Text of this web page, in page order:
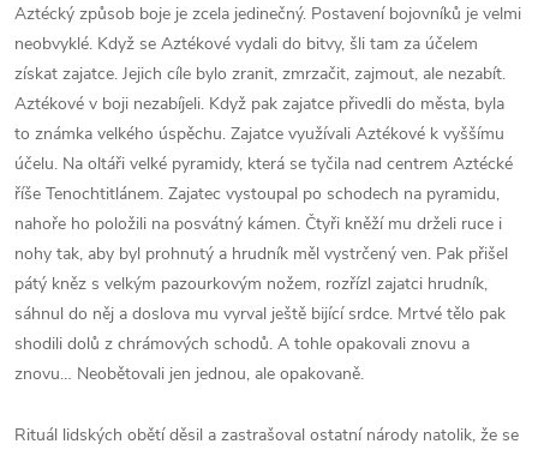
Aztécký způsob boje je zcela jedinečný. Postavení bojovníků je velmi
neobvyklé. Když se Aztékové vydali do bitvy, šli tam za účelem
získat zajatce. Jejich cíle bylo zranit, zmrzačit, zajmout, ale nezabít.
Aztékové v boji nezabíjeli. Když pak zajatce přivedli do města, byla
to známka velkého úspěchu. Zajatce využívali Aztékové k vyššímu
účelu. Na oltáři velké pyramidy, která se tyčila nad centrem Aztécké
říše Tenochtitlánem. Zajatec vystoupal po schodech na pyramidu,
nahoře ho položili na posvátný kámen. Čtyři kněží mu drželi ruce i
nohy tak, aby byl prohnutý a hrudník měl vystrčený ven. Pak přišel
pátý kněz s velkým pazourkovým nožem, rozřízl zajatci hrudník,
sáhnul do něj a doslova mu vyrval ještě bijící srdce. Mrtvé tělo pak
shodili dolů z chrámových schodů. A tohle opakovali znovu a
znovu… Neobětovali jen jednou, ale opakovaně.
Rituál lidských obětí děsil a zastrašoval ostatní národy natolik, že se